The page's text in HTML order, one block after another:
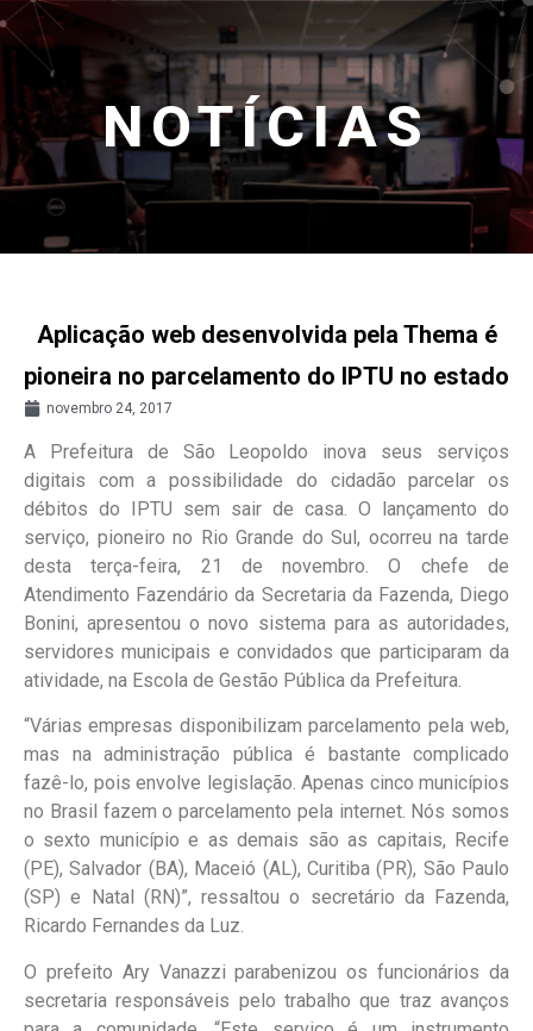
NOTÍCIAS
Aplicação web desenvolvida pela Thema é
pioneira no parcelamento do IPTU no estado
novembro 24, 2017
A Prefeitura de São Leopoldo inova seus serviços
digitais com a possibilidade do cidadão parcelar os
débitos do IPTU sem sair de casa. O lançamento do
serviço, pioneiro no Rio Grande do Sul, ocorreu na tarde
desta terça-feira, 21 de novembro. O chefe de
Atendimento Fazendário da Secretaria da Fazenda, Diego
Bonini, apresentou o novo sistema para as autoridades,
servidores municipais e convidados que participaram da
atividade, na Escola de Gestão Pública da Prefeitura.
“Várias empresas disponibilizam parcelamento pela web,
mas na administração pública é bastante complicado
fazê-lo, pois envolve legislação. Apenas cinco municípios
no Brasil fazem o parcelamento pela internet. Nós somos
o sexto município e as demais são as capitais, Recife
(PE), Salvador (BA), Maceió (AL), Curitiba (PR), São Paulo
(SP) e Natal (RN)”, ressaltou o secretário da Fazenda,
Ricardo Fernandes da Luz.
O prefeito Ary Vanazzi parabenizou os funcionários da
secretaria responsáveis pelo trabalho que traz avanços